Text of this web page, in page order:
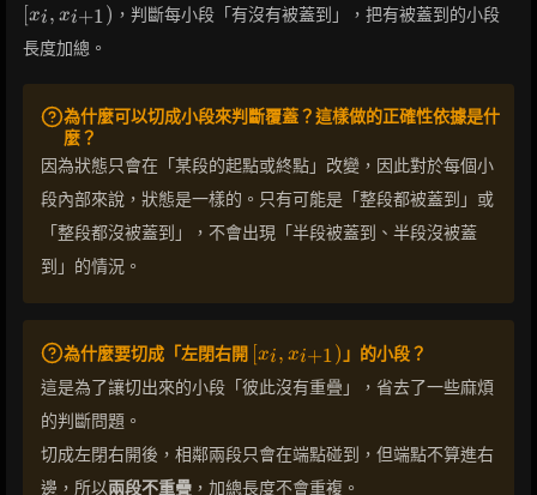
[xi, xi+1) ，判斷每小段「有沒有被蓋到」，把有被蓋到的小段
長度加總。
為什麼可以切成小段來判斷覆蓋？這樣做的正確性依據是什
麼？
因為狀態只會在「某段的起點或終點」改變，因此對於每個小
段內部來說，狀態是一樣的。只有可能是「整段都被蓋到」或
「整段都沒被蓋到」，不會出現「半段被蓋到、半段沒被蓋
到」的情況。
為什麼要切成「左閉右開 [x_i,
x_{i+1})
[xi, xi+1) 」的小段？
這是為了讓切出來的小段「彼此沒有重疊」，省去了一些麻煩
的判斷問題。
切成左閉右開後，相鄰兩段只會在端點碰到，但端點不算進右
邊，所以兩段不重疊 ，加總長度不會重複。